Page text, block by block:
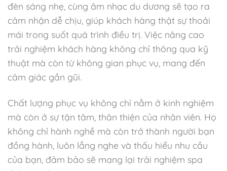
đèn sáng nhẹ, cùng âm nhạc du dương sẽ tạo ra
cảm nhận dễ chịu, giúp khách hàng thật sự thoải
mái trong suốt quá trình điều trị. Việc nâng cao
trải nghiệm khách hàng không chỉ thông qua kỹ
thuật mà còn từ không gian phục vụ, mang đến
cảm giác gần gũi.
Chất lượng phục vụ không chỉ nằm ở kinh nghiệm
mà còn ở sự tận tâm, thân thiện của nhân viên. Họ
không chỉ hành nghề mà còn trở thành người bạn
đồng hành, luôn lắng nghe và thấu hiểu nhu cầu
của bạn, đảm bảo sẽ mang lại trải nghiệm spa